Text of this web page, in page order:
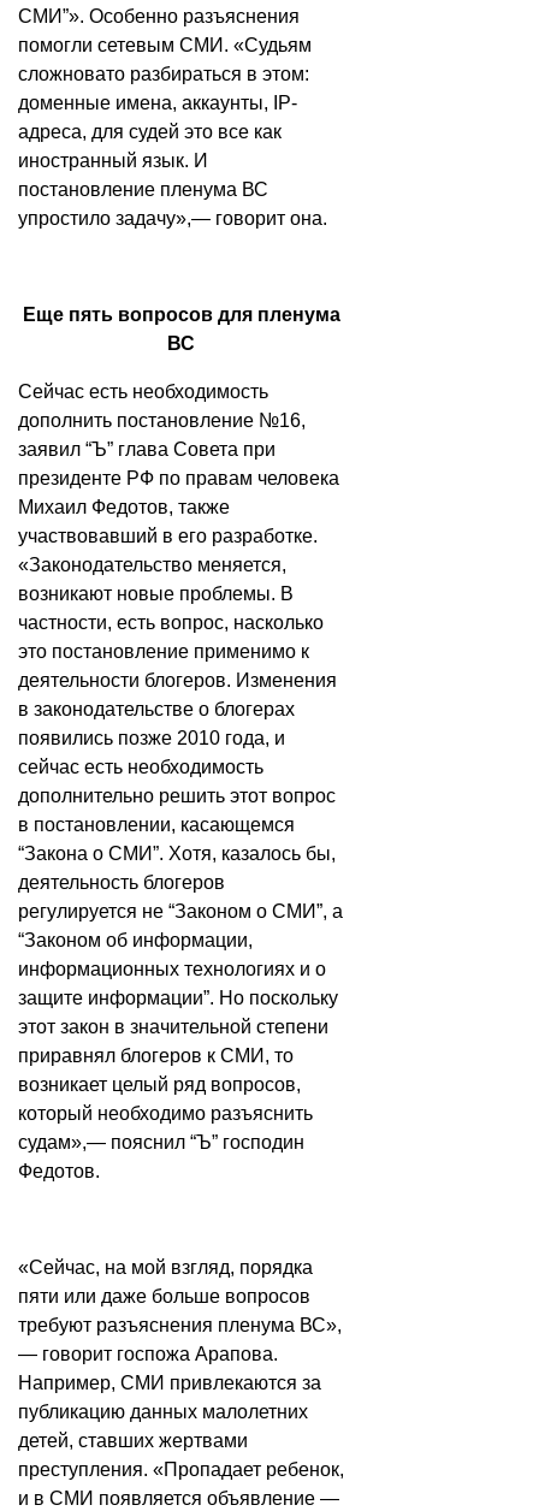
СМИ”». Особенно разъяснения
помогли сетевым СМИ. «Судьям
сложновато разбираться в этом:
доменные имена, аккаунты, IP-
адреса, для судей это все как
иностранный язык. И
постановление пленума ВС
упростило задачу»,— говорит она.
Еще пять вопросов для пленума
ВС
Сейчас есть необходимость
дополнить постановление №16,
заявил “Ъ” глава Совета при
президенте РФ по правам человека
Михаил Федотов, также
участвовавший в его разработке.
«Законодательство меняется,
возникают новые проблемы. В
частности, есть вопрос, насколько
это постановление применимо к
деятельности блогеров. Изменения
в законодательстве о блогерах
появились позже 2010 года, и
сейчас есть необходимость
дополнительно решить этот вопрос
в постановлении, касающемся
“Закона о СМИ”. Хотя, казалось бы,
деятельность блогеров
регулируется не “Законом о СМИ”, а
“Законом об информации,
информационных технологиях и о
защите информации”. Но поскольку
этот закон в значительной степени
приравнял блогеров к СМИ, то
возникает целый ряд вопросов,
который необходимо разъяснить
судам»,— пояснил “Ъ” господин
Федотов.
«Сейчас, на мой взгляд, порядка
пяти или даже больше вопросов
требуют разъяснения пленума ВС»,
— говорит госпожа Арапова.
Например, СМИ привлекаются за
публикацию данных малолетних
детей, ставших жертвами
преступления. «Пропадает ребенок,
и в СМИ появляется объявление —